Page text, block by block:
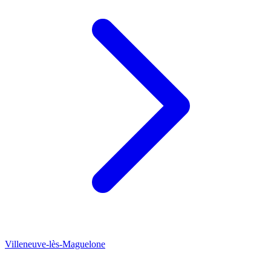
Villeneuve-lès-Maguelone